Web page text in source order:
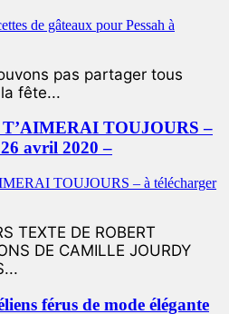
pas partager tous
fête...
TOUJOURS –
avril 2020 –
TEXTE DE ROBERT
DE CAMILLE JOURDY
férus de mode élégante